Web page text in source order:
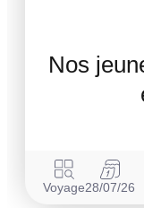
Nos
Voyage28/07/26